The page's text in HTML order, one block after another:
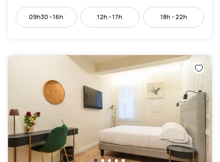
09h30 - 16h 12h - 17h 18h - 22h